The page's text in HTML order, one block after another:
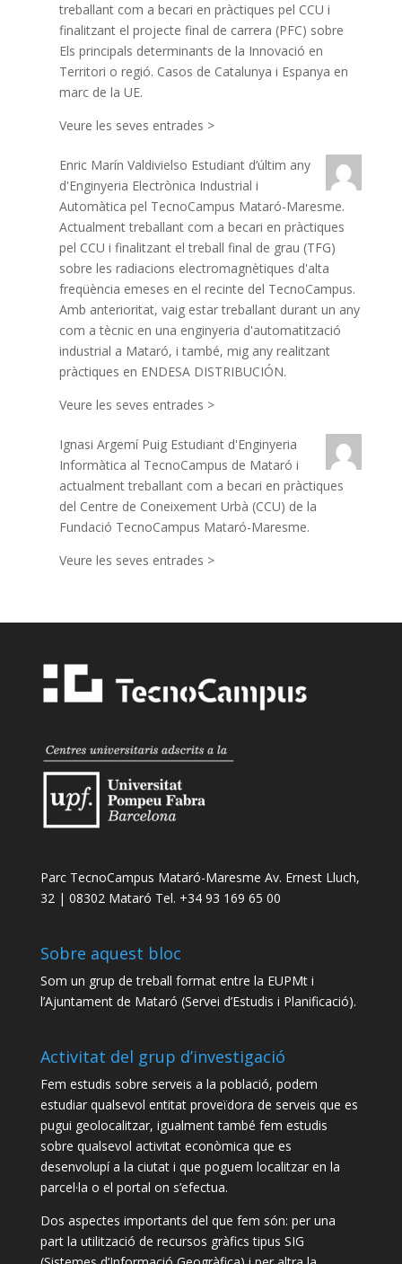
treballant com a becari en pràctiques pel CCU i
finalitzant el projecte final de carrera (PFC) sobre
Els principals determinants de la Innovació en
Territori o regió. Casos de Catalunya i Espanya en
marc de la UE.
Veure les seves entrades >
Enric Marín Valdivielso Estudiant d’últim any
d'Enginyeria Electrònica Industrial i
Automàtica pel TecnoCampus Mataró-Maresme.
Actualment treballant com a becari en pràctiques
pel CCU i finalitzant el treball final de grau (TFG)
sobre les radiacions electromagnètiques d'alta
freqüència emeses en el recinte del TecnoCampus.
Amb anterioritat, vaig estar treballant durant un any
com a tècnic en una enginyeria d'automatització
industrial a Mataró, i també, mig any realitzant
pràctiques en ENDESA DISTRIBUCIÓN.
Veure les seves entrades >
Ignasi Argemí Puig Estudiant d'Enginyeria
Informàtica al TecnoCampus de Mataró i
actualment treballant com a becari en pràctiques
del Centre de Coneixement Urbà (CCU) de la
Fundació TecnoCampus Mataró-Maresme.
Veure les seves entrades >
Parc TecnoCampus Mataró-Maresme Av. Ernest Lluch,
32 | 08302 Mataró Tel. +34 93 169 65 00
Sobre aquest bloc
Som un grup de treball format entre la EUPMt i
l’Ajuntament de Mataró (Servei d’Estudis i Planificació).
Activitat del grup d’investigació
Fem estudis sobre serveis a la població, podem
estudiar qualsevol entitat proveïdora de serveis que es
pugui geolocalitzar, igualment també fem estudis
sobre qualsevol activitat econòmica que es
desenvolupí a la ciutat i que poguem localitzar en la
parcel·la o el portal on s’efectua.
Dos aspectes importants del que fem són: per una
part la utilització de recursos gràfics tipus SIG